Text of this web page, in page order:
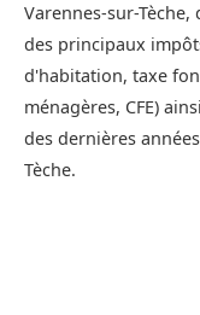
Varennes-sur-
des principaux
d'habitation, taxe
ménagères, CFE)
des dernières
Tèche.